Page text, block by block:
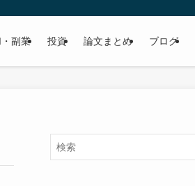
副業 投資 論文まとめ ブログ